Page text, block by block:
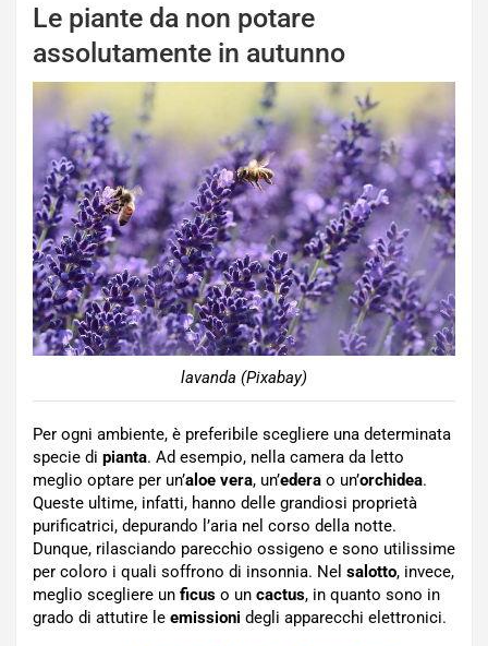
Le piante da non potare
assolutamente in autunno
lavanda (Pixabay)
Per ogni ambiente, è preferibile scegliere una determinata
specie di pianta. Ad esempio, nella camera da letto
meglio optare per un’aloe vera, un’edera o un’orchidea.
Queste ultime, infatti, hanno delle grandiosi proprietà
purificatrici, depurando l’aria nel corso della notte.
Dunque, rilasciando parecchio ossigeno e sono utilissime
per coloro i quali soffrono di insonnia. Nel salotto, invece,
meglio scegliere un ficus o un cactus, in quanto sono in
grado di attutire le emissioni degli apparecchi elettronici.